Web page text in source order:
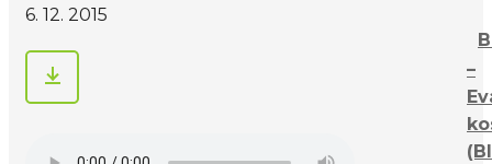
6. 12. 2015
–